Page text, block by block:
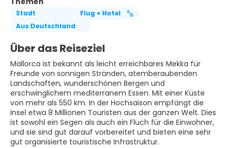
Stadt
Flug + Hotel
Aus Deutschland
Über das Reiseziel
Mallorca ist bekannt als leicht erreichbares Mekka für
Freunde von sonnigen Stränden, atemberaubenden
Landschaften, wunderschönen Bergen und
erschwinglichem mediterranem Essen. Mit einer Küste
von mehr als 550 km. In der Hochsaison empfängt die
Insel etwa 8 Millionen Touristen aus der ganzen Welt. Dies
ist sowohl ein Segen als auch ein Fluch für die Einwohner,
und sie sind gut darauf vorbereitet und bieten eine sehr
gut organisierte touristische Infrastruktur.